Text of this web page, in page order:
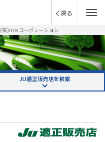
戻る
(株)ｍｅコーポレーション
JU適正販売店を検索